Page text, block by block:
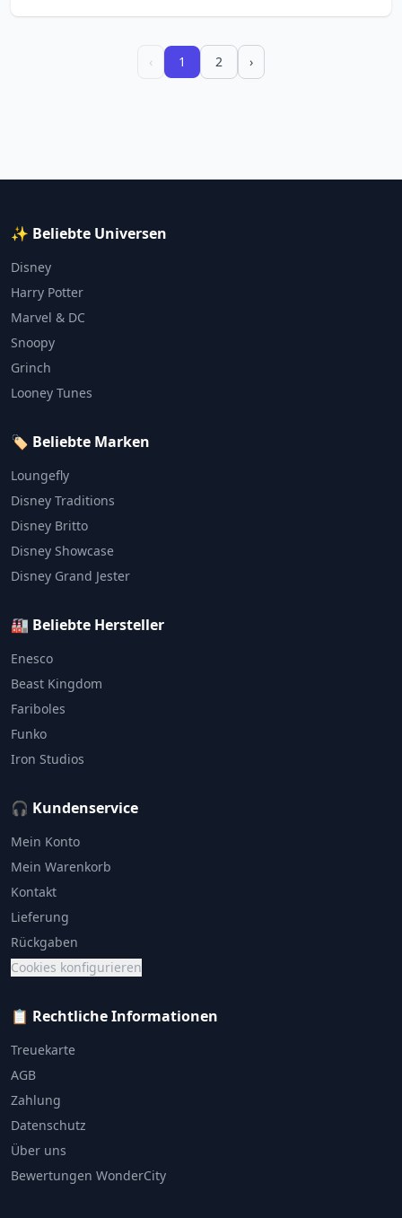
‹ 1 2 ›
✨ Beliebte Universen
Disney
Harry Potter
Marvel & DC
Snoopy
Grinch
Looney Tunes
🏷️ Beliebte Marken
Loungefly
Disney Traditions
Disney Britto
Disney Showcase
Disney Grand Jester
🏭 Beliebte Hersteller
Enesco
Beast Kingdom
Fariboles
Funko
Iron Studios
🎧 Kundenservice
Mein Konto
Mein Warenkorb
Kontakt
Lieferung
Rückgaben
Cookies konfigurieren
📋 Rechtliche Informationen
Treuekarte
AGB
Zahlung
Datenschutz
Über uns
Bewertungen WonderCity